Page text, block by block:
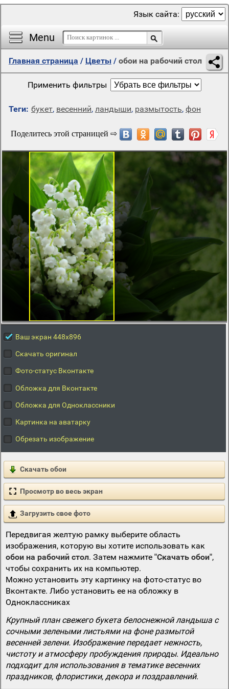
Menu
Язык сайта:
Главная страница / Цветы / обои на рабочий стол
Применить фильтры
Теги: букет, весенний, ландыши, размытость, фон
Ваш экран 448x896
Скачать оригинал
Фото-статус Вконтакте
Обложка для Вконтакте
Обложка для Одноклассники
Картинка на аватарку
Обрезать изображение
Скачать обои
Просмотр во весь экран
Загрузить свое фото
Передвигая желтую рамку выберите область
изображения, которую вы хотите использовать как
обои на рабочий стол. Затем нажмите "Скачать обои",
чтобы сохранить их на компьютер.
Можно установить эту картинку на фото-статус во
Вконтакте. Либо установить ее на обложку в
Одноклассниках
Крупный план свежего букета белоснежной ландыша с
сочными зелеными листьями на фоне размытой
весенней зелени. Изображение передает нежность,
чистоту и атмосферу пробуждения природы. Идеально
подходит для использования в тематике весенних
праздников, флористики, декора и поздравлений.